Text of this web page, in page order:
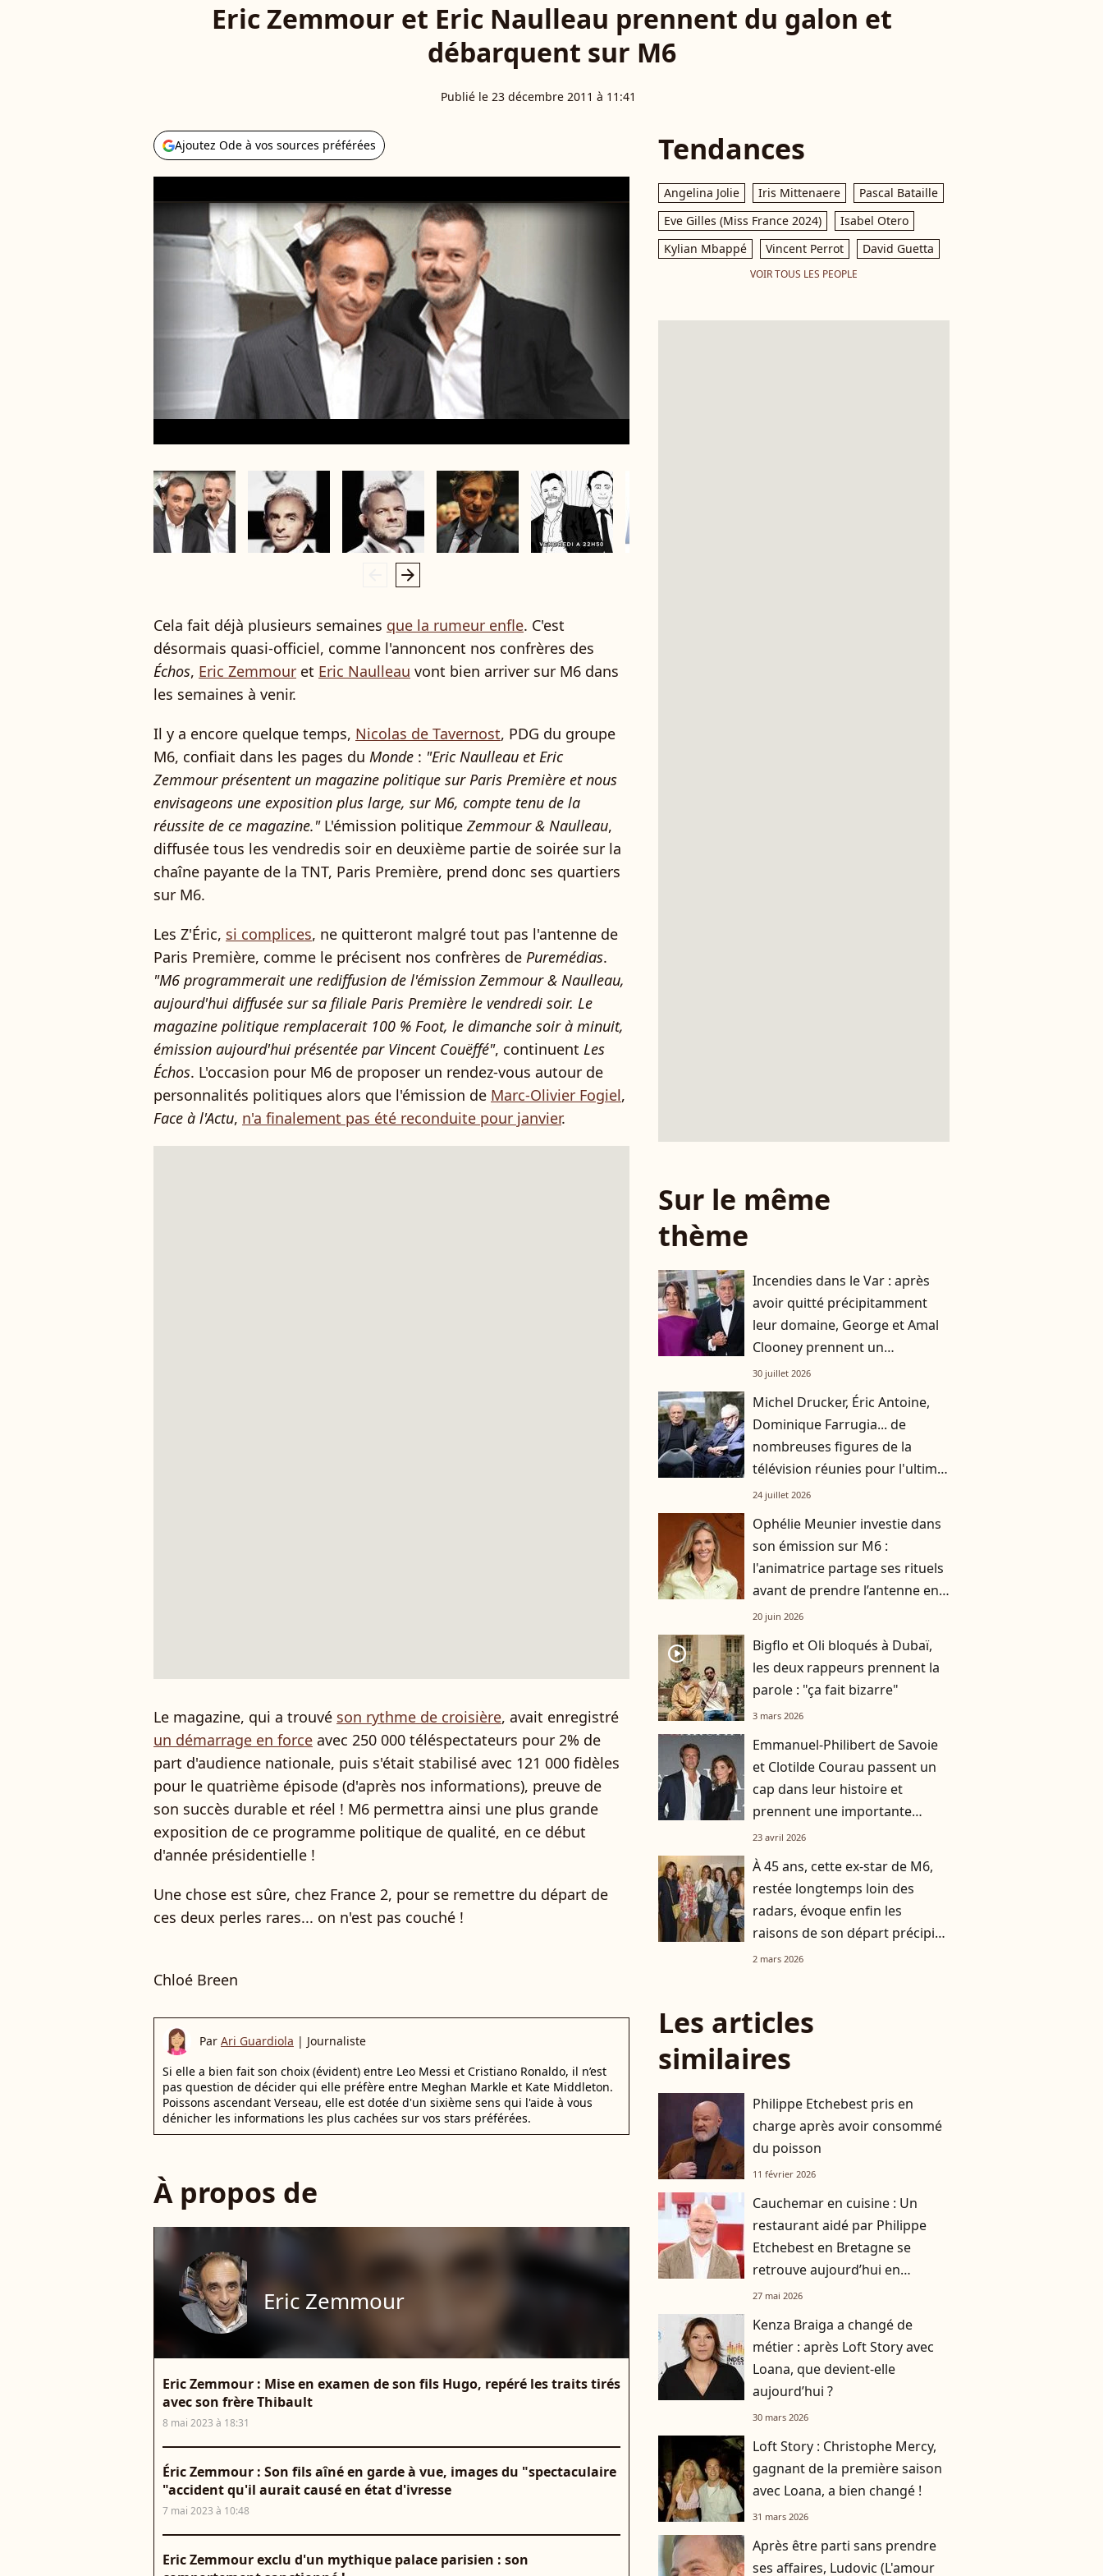
Eric Zemmour et Eric Naulleau prennent du galon et
débarquent sur M6
Publié le 23 décembre 2011 à 11:41
Ajoutez Ode à vos sources préférées
arrow_right
Cela fait déjà plusieurs semaines que la rumeur enfle. C'est
désormais quasi-officiel, comme l'annoncent nos confrères des
Échos, Eric Zemmour et Eric Naulleau vont bien arriver sur M6 dans
les semaines à venir.
Il y a encore quelque temps, Nicolas de Tavernost, PDG du groupe
M6, confiait dans les pages du Monde : "Eric Naulleau et Eric
Zemmour présentent un magazine politique sur Paris Première et nous
envisageons une exposition plus large, sur M6, compte tenu de la
réussite de ce magazine." L'émission politique Zemmour & Naulleau,
diffusée tous les vendredis soir en deuxième partie de soirée sur la
chaîne payante de la TNT, Paris Première, prend donc ses quartiers
sur M6.
Les Z'Éric, si complices, ne quitteront malgré tout pas l'antenne de
Paris Première, comme le précisent nos confrères de Puremédias.
"M6 programmerait une rediffusion de l'émission Zemmour & Naulleau,
aujourd'hui diffusée sur sa filiale Paris Première le vendredi soir. Le
magazine politique remplacerait 100 % Foot, le dimanche soir à minuit,
émission aujourd'hui présentée par Vincent Couëffé", continuent Les
Échos. L'occasion pour M6 de proposer un rendez-vous autour de
personnalités politiques alors que l'émission de Marc-Olivier Fogiel,
Face à l'Actu, n'a finalement pas été reconduite pour janvier.
Le magazine, qui a trouvé son rythme de croisière, avait enregistré
un démarrage en force avec 250 000 téléspectateurs pour 2% de
part d'audience nationale, puis s'était stabilisé avec 121 000 fidèles
pour le quatrième épisode (d'après nos informations), preuve de
son succès durable et réel ! M6 permettra ainsi une plus grande
exposition de ce programme politique de qualité, en ce début
d'année présidentielle !
Une chose est sûre, chez France 2, pour se remettre du départ de
ces deux perles rares... on n'est pas couché !
Chloé Breen
Par Ari Guardiola | Journaliste
Si elle a bien fait son choix (évident) entre Leo Messi et Cristiano Ronaldo, il n’est
pas question de décider qui elle préfère entre Meghan Markle et Kate Middleton.
Poissons ascendant Verseau, elle est dotée d'un sixième sens qui l'aide à vous
dénicher les informations les plus cachées sur vos stars préférées.
À propos de
Eric Zemmour
Eric Zemmour : Mise en examen de son fils Hugo, repéré les traits tirés
avec son frère Thibault
8 mai 2023 à 18:31
Éric Zemmour : Son fils aîné en garde à vue, images du "spectaculaire
"accident qu'il aurait causé en état d'ivresse
7 mai 2023 à 10:48
Eric Zemmour exclu d'un mythique palace parisien : son
Tendances
Angelina Jolie Iris Mittenaere
Pascal Bataille
Eve Gilles (Miss France 2024)
Isabel Otero
Kylian Mbappé
Vincent Perrot David Guetta
VOIR TOUS LES PEOPLE
Sur le même
thème
Incendies dans le Var : après
avoir quitté précipitamment
leur domaine, George et Amal
Clooney prennent un
engagement fort envers
30 juillet 2026
Michel Drucker, Éric Antoine,
Dominique Farrugia... de
nombreuses figures de la
télévision réunies pour l'ultime
voyage de Françoise Coquet
24 juillet 2026
Ophélie Meunier investie dans
son émission sur M6 :
l'animatrice partage ses rituels
avant de prendre l’antenne en
direct
20 juin 2026
player2
Bigflo et Oli bloqués à Dubaï,
les deux rappeurs prennent la
parole : "ça fait bizarre"
3 mars 2026
Emmanuel-Philibert de Savoie
et Clotilde Courau passent un
cap dans leur histoire et
prennent une importante
décision
23 avril 2026
À 45 ans, cette ex-star de M6,
restée longtemps loin des
radars, évoque enfin les
raisons de son départ précipité
de la télévision
2 mars 2026
Les articles
similaires
Philippe Etchebest pris en
charge après avoir consommé
du poisson
11 février 2026
Cauchemar en cuisine : Un
restaurant aidé par Philippe
Etchebest en Bretagne se
retrouve aujourd’hui en
liquidation
27 mai 2026
Kenza Braiga a changé de
métier : après Loft Story avec
Loana, que devient-elle
aujourd’hui ?
30 mars 2026
Loft Story : Christophe Mercy,
gagnant de la première saison
avec Loana, a bien changé !
31 mars 2026
Après être parti sans prendre
ses affaires, Ludovic (L'amour